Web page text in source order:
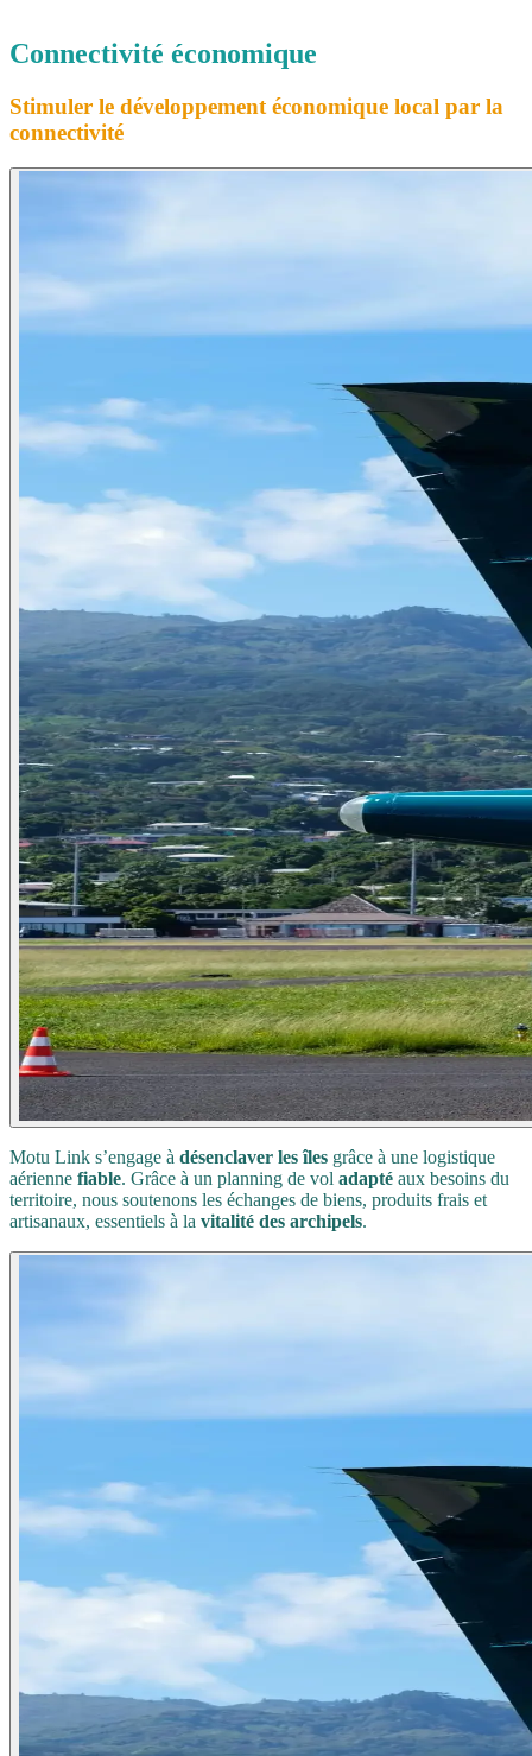
Connectivité économique
Stimuler le développement économique local par la
connectivité
Motu Link s’engage à désenclaver les îles grâce à une logistique
aérienne fiable. Grâce à un planning de vol adapté aux besoins du
territoire, nous soutenons les échanges de biens, produits frais et
artisanaux, essentiels à la vitalité des archipels.